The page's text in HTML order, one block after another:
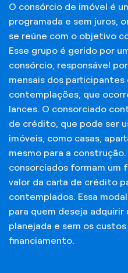
O consórcio de imóvel é
programada e sem juros,
se reúne com o objetivo
Esse grupo é gerido por
consórcio, responsável
mensais dos participantes
contemplações, que
lances. O consorciado
de crédito, que pode ser
imóveis, como casas,
mesmo para a
consorciados formam um
valor da carta de crédito
contemplados. Essa
para quem deseja adquirir
planejada e sem os
financiamento.